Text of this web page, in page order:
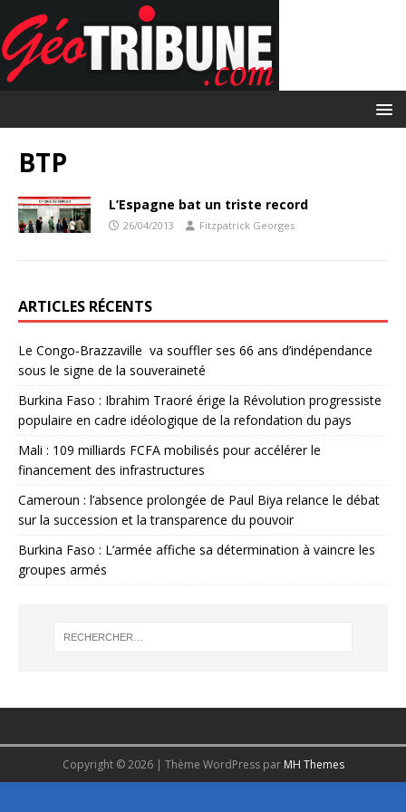
BTP
L’Espagne bat un triste record
26/04/2013 Fitzpatrick Georges
ARTICLES RÉCENTS
Le Congo-Brazzaville va souffler ses 66 ans d’indépendance
sous le signe de la souveraineté
Burkina Faso : Ibrahim Traoré érige la Révolution progressiste
populaire en cadre idéologique de la refondation du pays
Mali : 109 milliards FCFA mobilisés pour accélérer le
financement des infrastructures
Cameroun : l’absence prolongée de Paul Biya relance le débat
sur la succession et la transparence du pouvoir
Burkina Faso : L’armée affiche sa détermination à vaincre les
groupes armés
Copyright © 2026 | Thème WordPress par MH Themes